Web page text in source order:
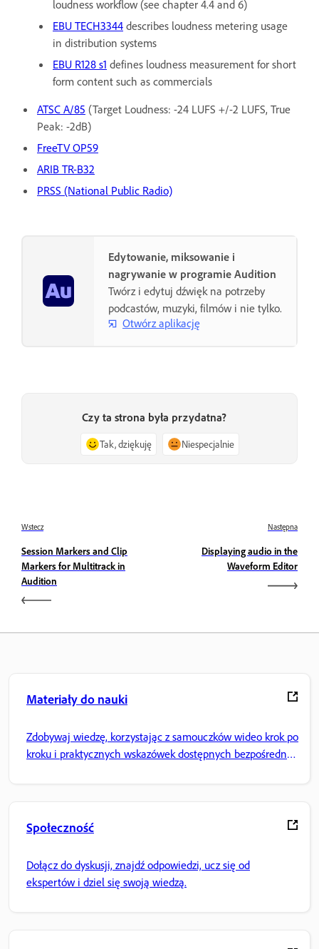
loudness workflow (see chapter 4.4 and 6)
EBU TECH3344 describes loudness metering usage
in distribution systems
EBU R128 s1 defines loudness measurement for short
form content such as commercials
ATSC A/85 (Target Loudness: -24 LUFS +/-2 LUFS, True
Peak: -2dB)
FreeTV OP59
ARIB TR-B32
PRSS (National Public Radio)
Edytowanie, miksowanie i
nagrywanie w programie Audition
Twórz i edytuj dźwięk na potrzeby
podcastów, muzyki, filmów i nie tylko.
Otwórz aplikację
Czy ta strona była przydatna?
Tak, dziękuję Niespecjalnie
Wstecz
Session Markers and Clip
Markers for Multitrack in
Audition
Następna
Displaying audio in the
Waveform Editor
Materiały do nauki
Zdobywaj wiedzę, korzystając z samouczków wideo krok po
kroku i praktycznych wskazówek dostępnych bezpośrednio
Społeczność
Dołącz do dyskusji, znajdź odpowiedzi, ucz się od
ekspertów i dziel się swoją wiedzą.